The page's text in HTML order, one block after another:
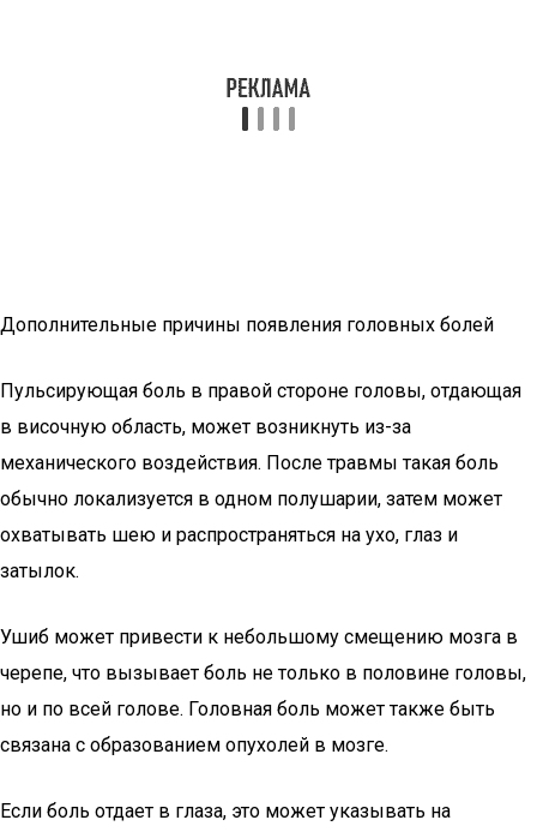
Дополнительные причины появления головных болей
Пульсирующая боль в правой стороне головы, отдающая
в височную область, может возникнуть из-за
механического воздействия. После травмы такая боль
обычно локализуется в одном полушарии, затем может
охватывать шею и распространяться на ухо, глаз и
затылок.
Ушиб может привести к небольшому смещению мозга в
черепе, что вызывает боль не только в половине головы,
но и по всей голове. Головная боль может также быть
связана с образованием опухолей в мозге.
Если боль отдает в глаза, это может указывать на